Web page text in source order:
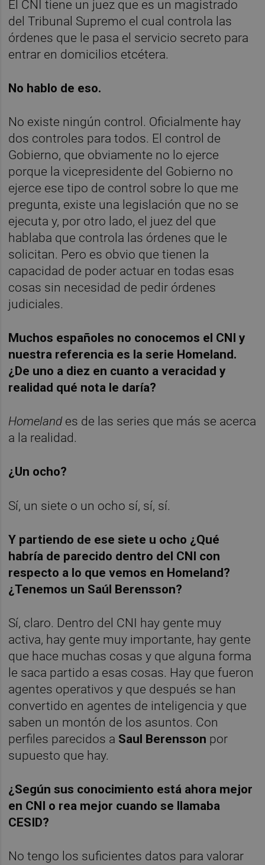
El CNI tiene un juez que es un magistrado
del Tribunal Supremo el cual controla las
órdenes que le pasa el servicio secreto para
entrar en domicilios etcétera.
No hablo de eso.
No existe ningún control. Oficialmente hay
dos controles para todos. El control de
Gobierno, que obviamente no lo ejerce
porque la vicepresidente del Gobierno no
ejerce ese tipo de control sobre lo que me
pregunta, existe una legislación que no se
ejecuta y, por otro lado, el juez del que
hablaba que controla las órdenes que le
solicitan. Pero es obvio que tienen la
capacidad de poder actuar en todas esas
cosas sin necesidad de pedir órdenes
judiciales.
Muchos españoles no conocemos el CNI y
nuestra referencia es la serie Homeland.
¿De uno a diez en cuanto a veracidad y
realidad qué nota le daría?
Homeland es de las series que más se acerca
a la realidad.
¿Un ocho?
Sí, un siete o un ocho sí, sí, sí.
Y partiendo de ese siete u ocho ¿Qué
habría de parecido dentro del CNI con
respecto a lo que vemos en Homeland?
¿Tenemos un Saúl Berensson?
Sí, claro. Dentro del CNI hay gente muy
activa, hay gente muy importante, hay gente
que hace muchas cosas y que alguna forma
le saca partido a esas cosas. Hay que fueron
agentes operativos y que después se han
convertido en agentes de inteligencia y que
saben un montón de los asuntos. Con
perfiles parecidos a Saul Berensson por
supuesto que hay.
¿Según sus conocimiento está ahora mejor
en CNI o rea mejor cuando se llamaba
CESID?
No tengo los suficientes datos para valorar